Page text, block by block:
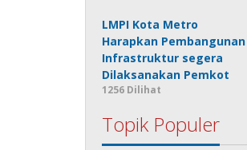
LMPI Kota Metro
Harapkan Pembangunan
Infrastruktur segera
Dilaksanakan Pemkot
1256 Dilihat
Topik Populer